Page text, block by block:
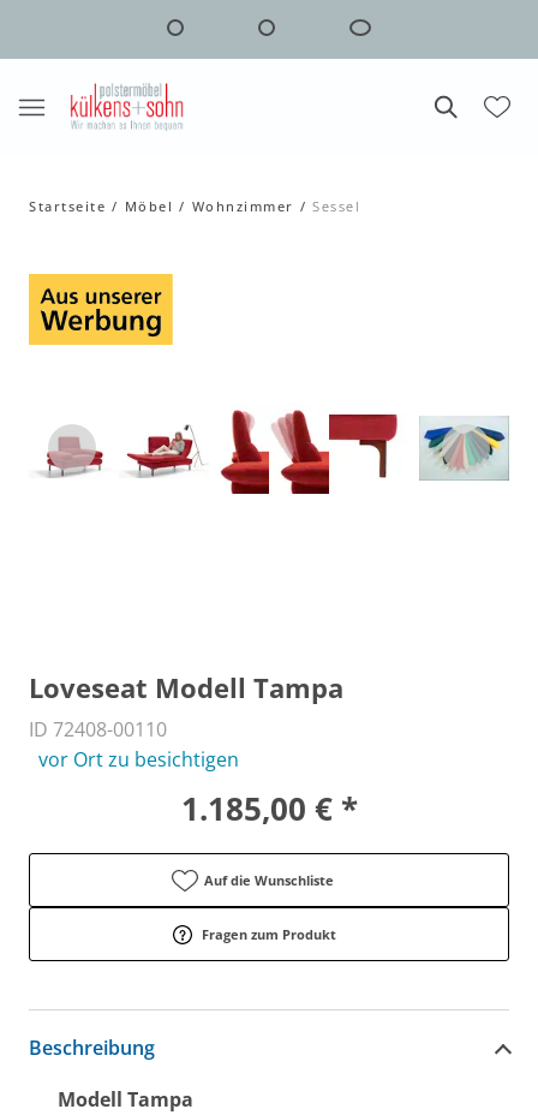
Startseite Möbel Wohnzimmer Sessel
Loveseat Modell Tampa
ID 72408-00110
vor Ort zu besichtigen
1.185,00 € *
Auf die Wunschliste
Fragen zum Produkt
Beschreibung
Modell Tampa